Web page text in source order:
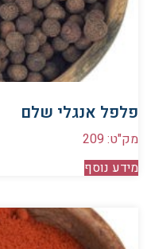
פלפל אנגלי שלם
מק"ט: 209
מידע נוסף